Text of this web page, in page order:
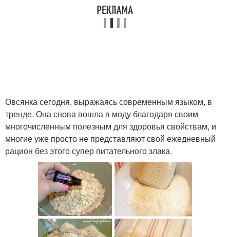
Овсянка сегодня, выражаясь современным языком, в
тренде. Она снова вошла в моду благодаря своим
многочисленным полезным для здоровья свойствам, и
многие уже просто не представляют свой ежедневный
рацион без этого супер питательного злака.